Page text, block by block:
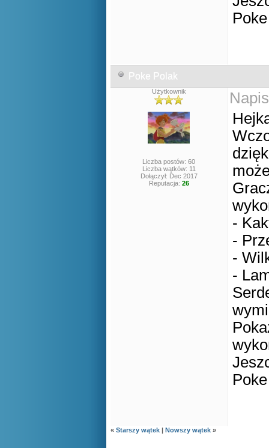
Poke Polak
Użytkownik
Liczba postów: 60
Liczba wątków: 11
Dołączył: Dec 2017
Reputacja: 26
-
-
-
-
« Starszy wątek | Nowszy wątek »